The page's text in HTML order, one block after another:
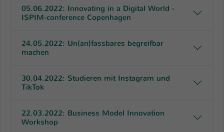
05.06.2022: Innovating in a Digital World -
ISPIM-conference Copenhagen
24.05.2022: Un(an)fassbares begreifbar
machen
30.04.2022: Studieren mit Instagram und
TikTok
22.03.2022: Business Model Innovation
Workshop